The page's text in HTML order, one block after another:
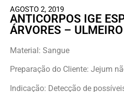
AGOSTO 2, 2019
ANTICORPOS IGE
ÁRVORES – ULMEIRO
Material: Sangue
Preparação do Cliente: Jejum
Indicação: Detecção de